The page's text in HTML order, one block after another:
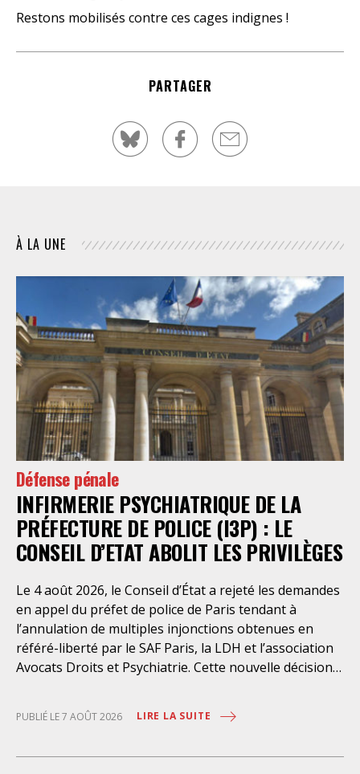
Restons mobilisés contre ces cages indignes !
PARTAGER
À LA UNE
Défense pénale
INFIRMERIE PSYCHIATRIQUE DE LA
PRÉFECTURE DE POLICE (I3P) : LE
CONSEIL D’ETAT ABOLIT LES PRIVILÈGES
Le 4 août 2026, le Conseil d’État a rejeté les demandes
en appel du préfet de police de Paris tendant à
l’annulation de multiples injonctions obtenues en
référé-liberté par le SAF Paris, la LDH et l’association
Avocats Droits et Psychiatrie. Cette nouvelle décision
personnes retenues à l’infirmerie psychiatrique de la
préfecture de police de Paris. Près d’ici mais loin des
PUBLIÉ LE 7 AOÛT 2026 LIRE LA SUITE